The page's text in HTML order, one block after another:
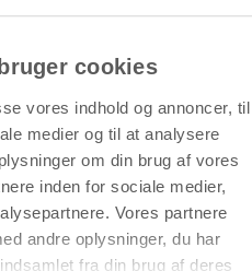
cookies
vores indhold og annoncer, til
medier og til at analysere
om din brug af vores
inden for sociale medier,
Vores partnere
andre oplysninger, du har
fra din brug af deres
1